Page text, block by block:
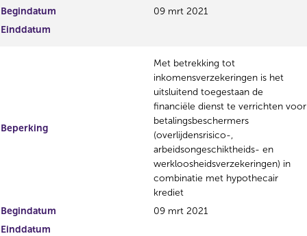
Begindatum
09 mrt 2021
Einddatum
Beperking
Met betrekking tot
inkomensverzekeringen is het
uitsluitend toegestaan de
financiële dienst te verrichten voor
betalingsbeschermers
(overlijdensrisico-,
arbeidsongeschiktheids- en
werkloosheidsverzekeringen) in
combinatie met hypothecair
krediet
Begindatum
09 mrt 2021
Einddatum